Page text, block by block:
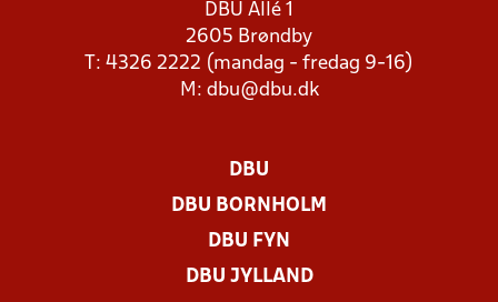
DBU Allé 1
2605 Brøndby
T: 4326 2222 (mandag - fredag 9-16)
M: dbu@dbu.dk
DBU
DBU BORNHOLM
DBU FYN
DBU JYLLAND